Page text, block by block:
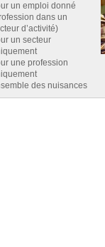
un emploi donné
dans un
d’activité)
un secteur
une profession
des nuisances